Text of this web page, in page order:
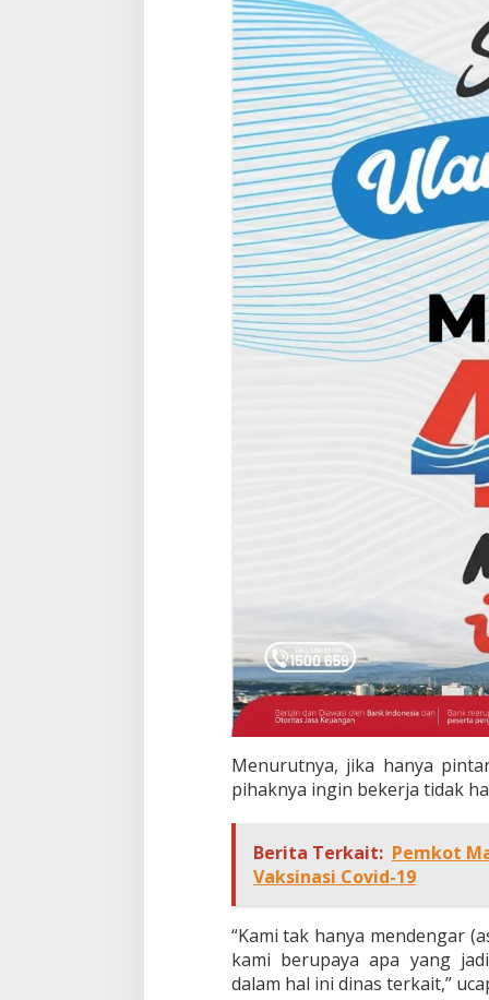
Menurutnya, jika hanya
pihaknya ingin bekerja tidak
Berita Terkait: Pemkot
Vaksinasi Covid-19
“Kami tak hanya mendengar
kami berupaya apa yang
dalam hal ini dinas terkait,”